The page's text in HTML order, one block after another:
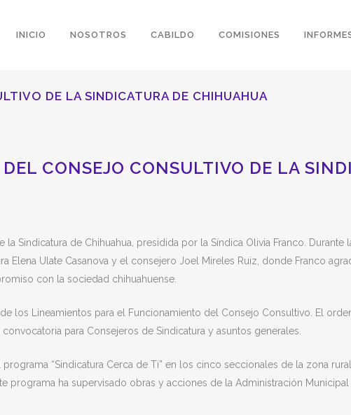
INICIO NOSOTROS CABILDO COMISIONES
DE LA SINDICATURA DE CHIHUAHUA
CONSEJO CONSULTIVO DE LA
Sindicatura de Chihuahua, presidida por la Síndica Olivia Franco. Durante
Elena Ulate Casanova y el consejero Joel Mireles Ruiz, donde Franco
con la sociedad chihuahuense.
los Lineamientos para el Funcionamiento del Consejo Consultivo. El
para Consejeros de Sindicatura y asuntos generales.
“Sindicatura Cerca de Ti” en los cinco seccionales de la zona
ha supervisado obras y acciones de la Administración